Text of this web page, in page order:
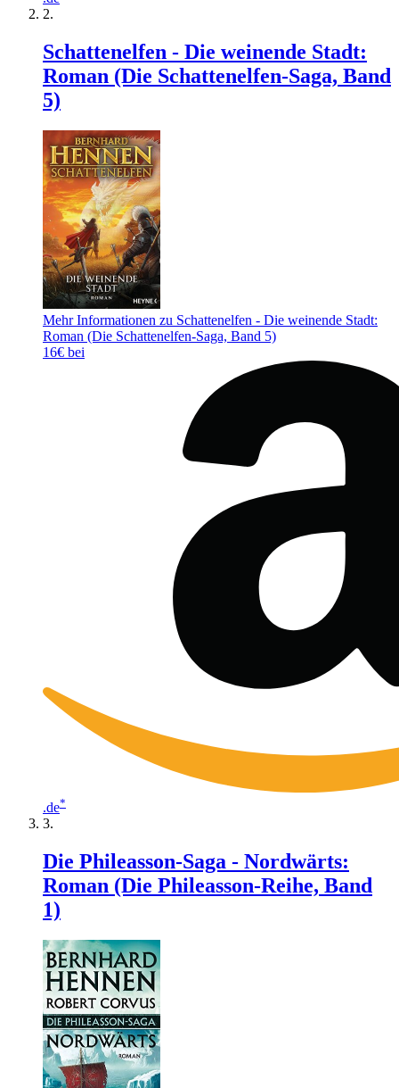
Schattenelfen - Die weinende Stadt:
Roman (Die Schattenelfen-Saga, Band
5)
Mehr Informationen zu Schattenelfen - Die weinende Stadt:
Roman (Die Schattenelfen-Saga, Band 5)
16€ bei
.de*
Die Phileasson-Saga - Nordwärts:
Roman (Die Phileasson-Reihe, Band
1)